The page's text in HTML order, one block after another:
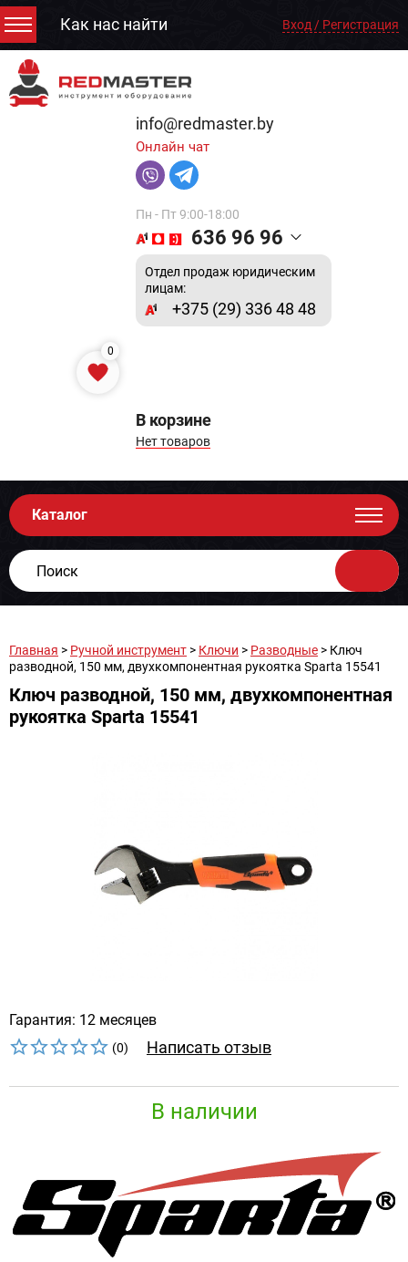
Как нас найти Вход / Регистрация
info@redmaster.by
Онлайн чат
Пн - Пт 9:00-18:00
636 96 96
Отдел продаж юридическим
лицам:
+375 (29) 336 48 48
0
В корзине
Нет товаров
Каталог
Главная > Ручной инструмент > Ключи > Разводные > Ключ
разводной, 150 мм, двухкомпонентная рукоятка Sparta 15541
Ключ разводной, 150 мм, двухкомпонентная
рукоятка Sparta 15541
Гарантия: 12 месяцев
(0) Написать отзыв
В наличии